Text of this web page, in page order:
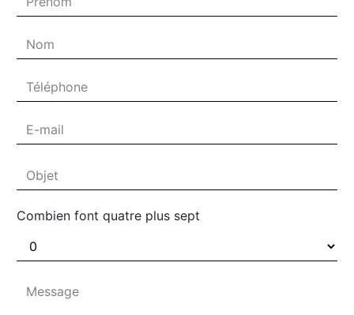
Combien font quatre plus sept